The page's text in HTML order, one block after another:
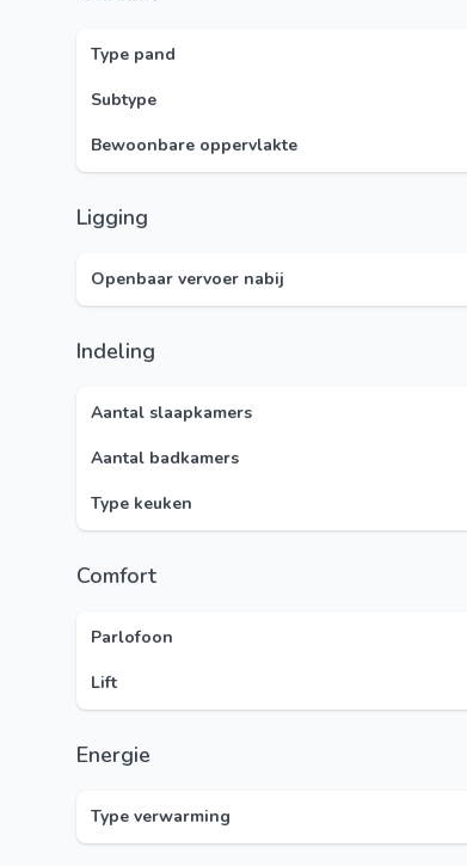
Type pand
Subtype
Bewoonbare oppervlakte
Ligging
Openbaar vervoer nabij
Indeling
Aantal slaapkamers
Aantal badkamers
Type keuken
Comfort
Parlofoon
Lift
Energie
Type verwarming